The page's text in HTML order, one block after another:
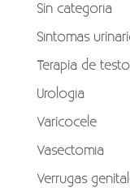
Sin categoría
Síntomas
Terapia de
Urología
Varicocele
Vasectomía
Verrugas